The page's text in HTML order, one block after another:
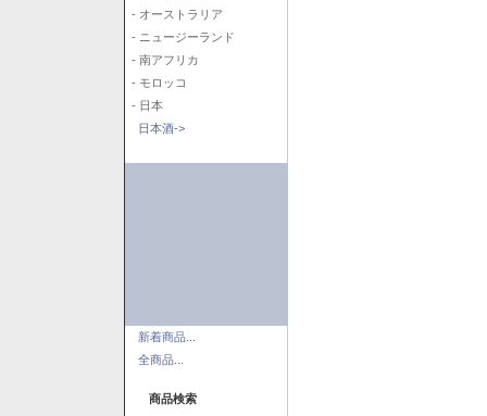
- オーストラリア
- ニュージーランド
- 南アフリカ
- モロッコ
- 日本
日本酒->
新着商品...
全商品...
商品検索